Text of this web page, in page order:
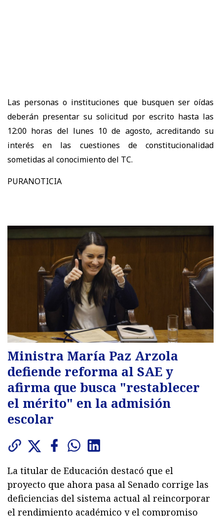
Las personas o instituciones que busquen ser oídas
deberán presentar su solicitud por escrito hasta las
12:00 horas del lunes 10 de agosto, acreditando su
interés en las cuestiones de constitucionalidad
sometidas al conocimiento del TC.
PURANOTICIA
Ministra María Paz Arzola
defiende reforma al SAE y
afirma que busca "restablecer
el mérito" en la admisión
escolar
La titular de Educación destacó que el
proyecto que ahora pasa al Senado corrige las
deficiencias del sistema actual al reincorporar
el rendimiento académico y el compromiso